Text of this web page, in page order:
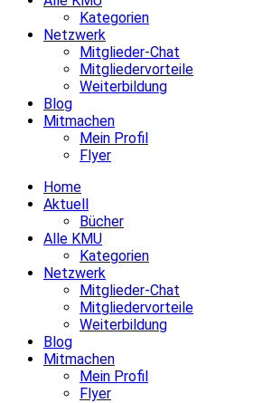
Kategorien
Netzwerk
Mitglieder-Chat
Mitgliedervorteile
Weiterbildung
Blog
Mitmachen
Mein Profil
Flyer
Home
Aktuell
Bücher
Alle KMU
Kategorien
Netzwerk
Mitglieder-Chat
Mitgliedervorteile
Weiterbildung
Blog
Mitmachen
Mein Profil
Flyer